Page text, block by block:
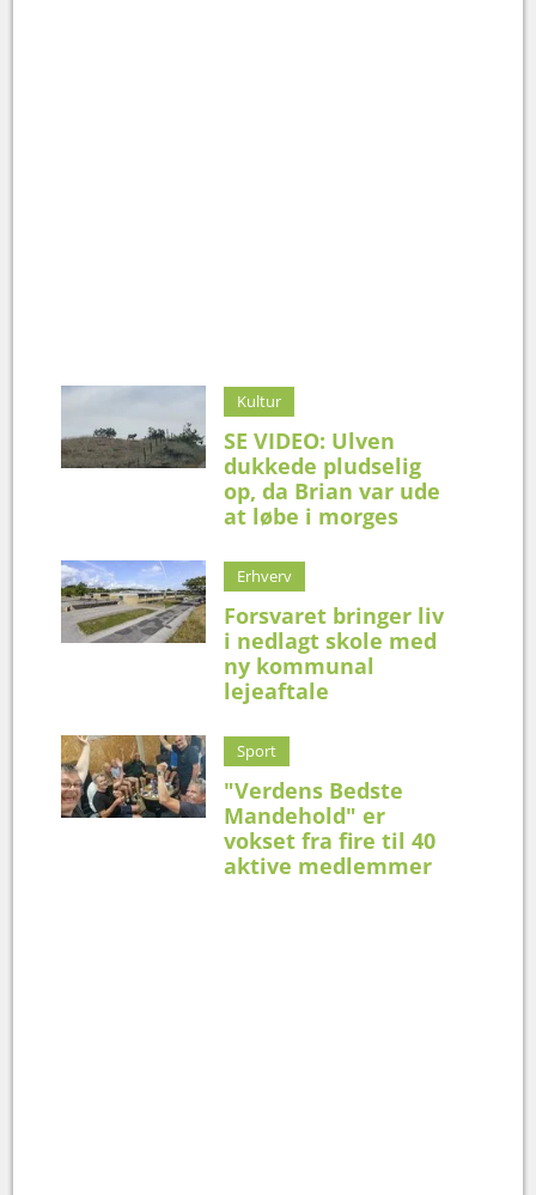
Kultur
SE VIDEO: Ulven
dukkede pludselig
op, da Brian var ude
at løbe i morges
Erhverv
Forsvaret bringer liv
i nedlagt skole med
ny kommunal
lejeaftale
Sport
"Verdens Bedste
Mandehold" er
vokset fra fire til 40
aktive medlemmer